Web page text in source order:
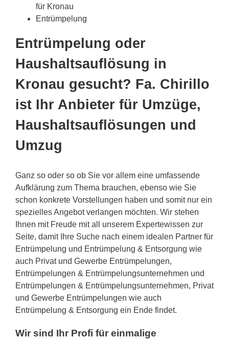
für Kronau
Entrümpelung
Entrümpelung oder
Haushaltsauflösung in
Kronau gesucht? Fa. Chirillo
ist Ihr Anbieter für Umzüge,
Haushaltsauflösungen und
Umzug
Ganz so oder so ob Sie vor allem eine umfassende
Aufklärung zum Thema brauchen, ebenso wie Sie
schon konkrete Vorstellungen haben und somit nur ein
spezielles Angebot verlangen möchten. Wir stehen
Ihnen mit Freude mit all unserem Expertewissen zur
Seite, damit Ihre Suche nach einem idealen Partner für
Entrümpelung und Entrümpelung & Entsorgung wie
auch Privat und Gewerbe Entrümpelungen,
Entrümpelungen & Entrümpelungsunternehmen und
Entrümpelungen & Entrümpelungsunternehmen, Privat
und Gewerbe Entrümpelungen wie auch
Entrümpelung & Entsorgung ein Ende findet.
Wir sind Ihr Profi für einmalige